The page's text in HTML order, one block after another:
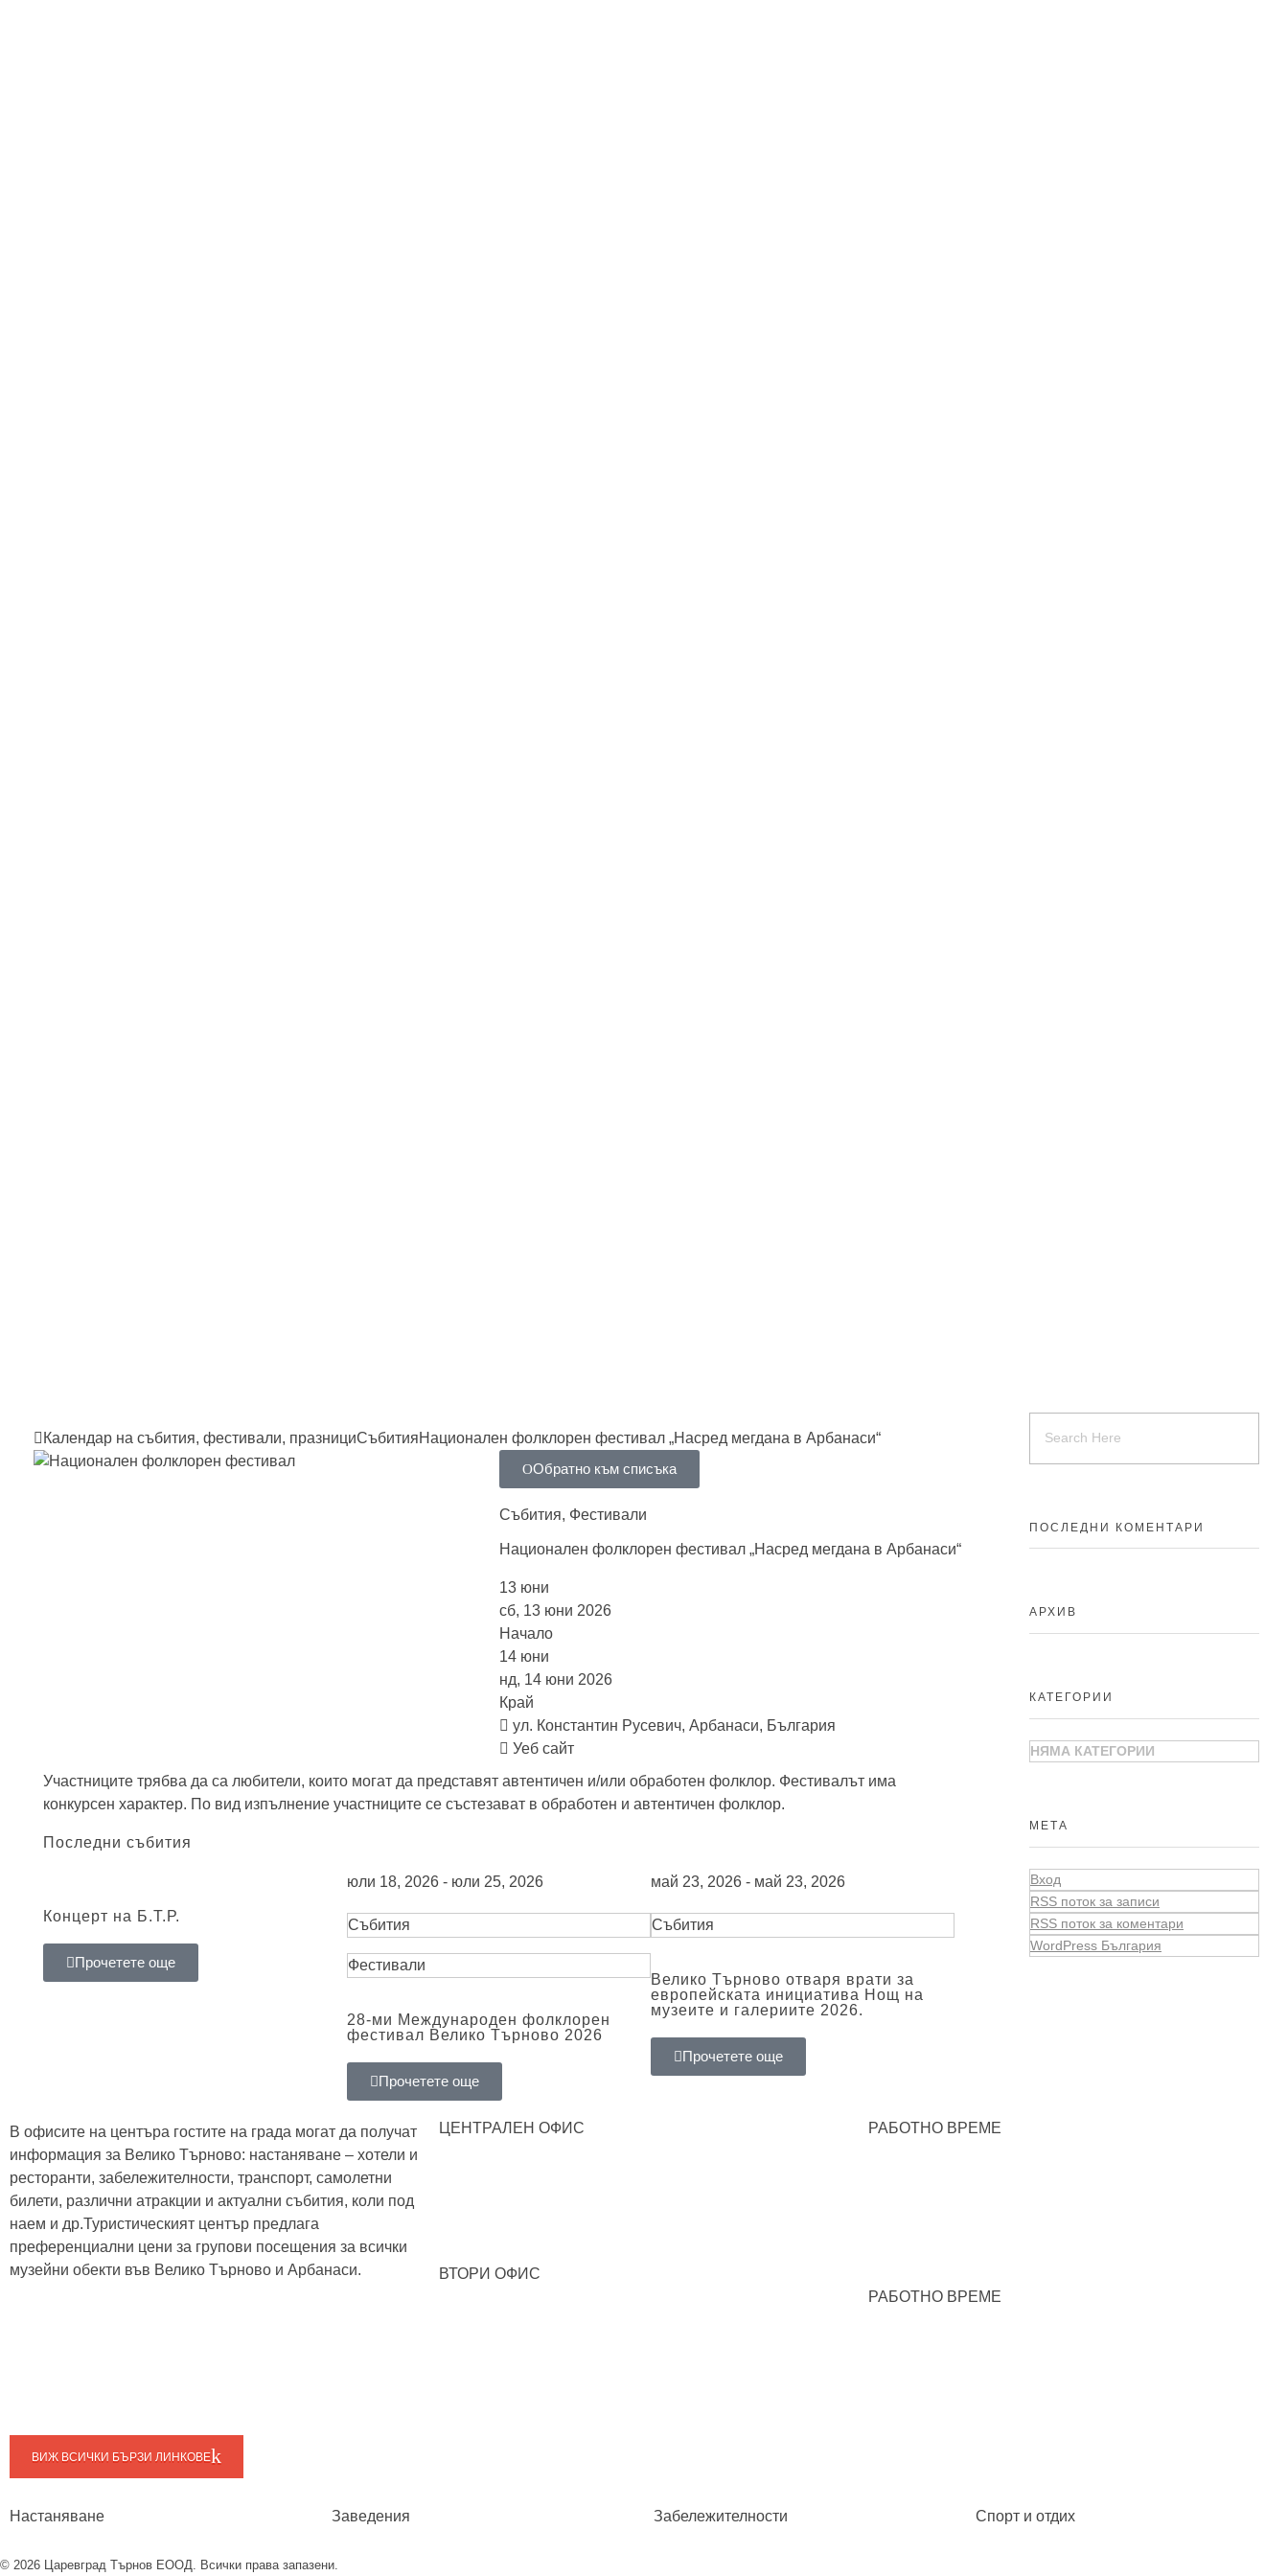
Календар на събития, фестивали, празнициСъбитияНационален фолклорен фестивал „Насред мегдана в Арбанаси“
Обратно към списъка
Събития, Фестивали
Национален фолклорен фестивал „Насред мегдана в Арбанаси“
13 юни
сб, 13 юни 2026
Начало
14 юни
нд, 14 юни 2026
Край
ул. Константин Русевич, Арбанаси, България
Уеб сайт
Участниците трябва да са любители, които могат да представят автентичен и/или обработен фолклор. Фестивалът има
конкурсен характер. По вид изпълнение участниците се състезават в обработен и автентичен фолклор.
Последни събития
Концерт на Б.Т.Р.
Прочетете още
юли 18, 2026 - юли 25, 2026
Събития
Фестивали
28-ми Международен фолклорен
фестивал Велико Търново 2026
Прочетете още
май 23, 2026 - май 23, 2026
Събития
Велико Търново отваря врати за
европейската инициатива Нощ на
музеите и галериите 2026.
Прочетете още
ПОСЛЕДНИ КОМЕНТАРИ
АРХИВ
КАТЕГОРИИ
НЯМА КАТЕГОРИИ
МЕТА
Вход
RSS поток за записи
RSS поток за коментари
WordPress България
В офисите на центъра гостите на града могат да получат
информация за Велико Търново: настаняване – хотели и
ресторанти, забележителности, транспорт, самолетни
билети, различни атракции и актуални събития, коли под
наем и др.Туристическият център предлага
преференциални цени за групови посещения за всички
музейни обекти във Велико Търново и Арбанаси.
ЦЕНТРАЛЕН ОФИС
ВТОРИ ОФИС
РАБОТНО ВРЕМЕ
РАБОТНО ВРЕМЕ
ВИЖ ВСИЧКИ БЪРЗИ ЛИНКОВЕ
Настаняване Заведения Забележителности Спорт и отдих
© 2026 Царевград Търнов ЕООД. Всички права запазени.